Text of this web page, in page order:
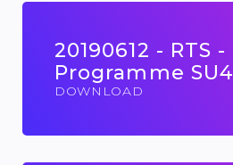
20190612 - RTS -
Programme SU4
DOWNLOAD